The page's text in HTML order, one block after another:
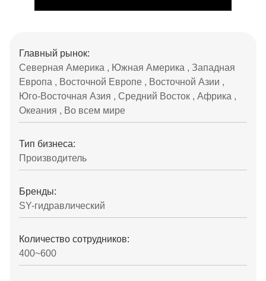
Главный рынок:
Северная Америка , Южная Америка , Западная
Европа , Восточной Европе , Восточной Азии ,
Юго-Восточная Азия , Средний Восток , Африка ,
Океания , Во всем мире
Тип бизнеса:
Производитель
Бренды:
SY-гидравлический
Количество сотрудников:
400~600